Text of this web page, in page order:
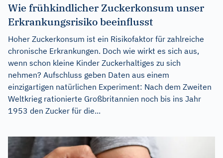
Wie frühkindlicher Zuckerkonsum unser
Erkrankungsrisiko beeinflusst
Hoher Zuckerkonsum ist ein Risikofaktor für zahlreiche
chronische Erkrankungen. Doch wie wirkt es sich aus,
wenn schon kleine Kinder Zuckerhaltiges zu sich
nehmen? Aufschluss geben Daten aus einem
einzigartigen natürlichen Experiment: Nach dem Zweiten
Weltkrieg rationierte Großbritannien noch bis ins Jahr
1953 den Zucker für die...